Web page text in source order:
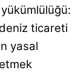
ticareti
yasal